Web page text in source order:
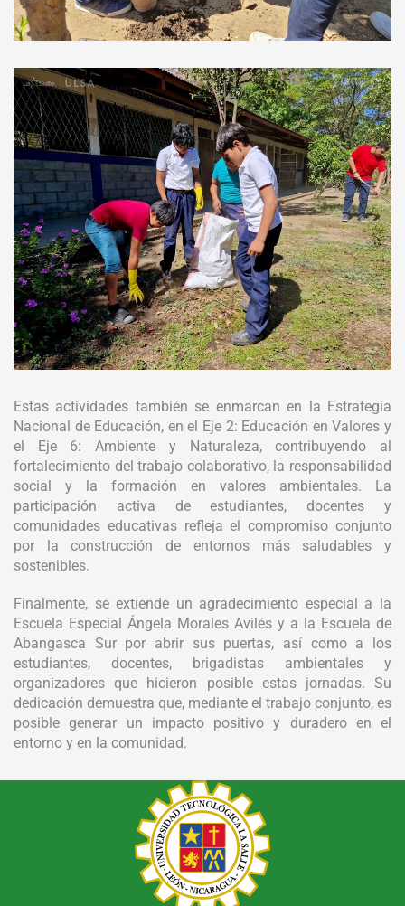
Estas actividades también se enmarcan en la Estrategia
Nacional de Educación, en el Eje 2: Educación en Valores y
el Eje 6: Ambiente y Naturaleza, contribuyendo al
fortalecimiento del trabajo colaborativo, la responsabilidad
social y la formación en valores ambientales. La
participación activa de estudiantes, docentes y
comunidades educativas refleja el compromiso conjunto
por la construcción de entornos más saludables y
sostenibles.
Finalmente, se extiende un agradecimiento especial a la
Escuela Especial Ángela Morales Avilés y a la Escuela de
Abangasca Sur por abrir sus puertas, así como a los
estudiantes, docentes, brigadistas ambientales y
organizadores que hicieron posible estas jornadas. Su
dedicación demuestra que, mediante el trabajo conjunto, es
posible generar un impacto positivo y duradero en el
entorno y en la comunidad.